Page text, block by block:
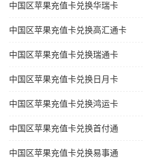
中国区苹果充值卡兑换华瑞卡
中国区苹果充值卡兑换高汇通卡
中国区苹果充值卡兑换瑞通卡
中国区苹果充值卡兑换日月卡
中国区苹果充值卡兑换鸿运卡
中国区苹果充值卡兑换首付通
中国区苹果充值卡兑换易事通